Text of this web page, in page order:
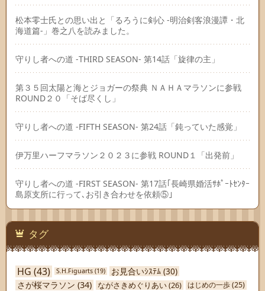
松本零士氏との思い出と「るろうに剣心 -明治剣客浪漫譚・北
海道篇-」巻之八を読みました。
守りし者への道 -THIRD SEASON- 第14話「旋律の主」
第３５回太陽と海とジョガーの祭典 ＮＡＨＡマラソンに参戦
ROUND２０「そば尽くし」
守りし者への道 -FIFTH SEASON- 第24話「鈍っていた感覚」
伊万里ハーフマラソン２０２３に参戦 ROUND１「出発前」
守りし者への道 -FIRST SEASON- 第17話｢長崎県婚活ｻﾎﾟｰﾄｾﾝﾀｰ
島原支所に行って､お引き合わせを依頼⑤｣
タグ
HG (43) S.H.Figuarts (19) お見合いｼｽﾃﾑ (30)
さが桜マラソン (34) ながさきめぐりあい(26) はじめの一歩(25)